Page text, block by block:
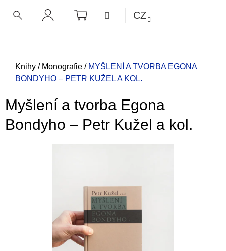
NÁKUPNÍ
KOŠÍK MENUCZ
Domů
Knihy / Monografie / MYŠLENÍ A TVORBA EGONA
BONDYHO – PETR KUŽEL A KOL.
Myšlení a tvorba Egona
Bondyho – Petr Kužel a kol.
ZPĚT
ZPĚT
o
p
t
ř
e